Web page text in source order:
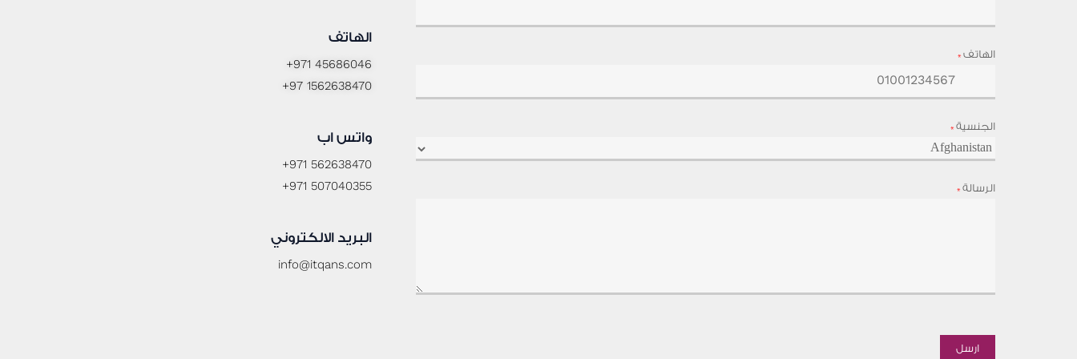
الهاتف*
الجنسية*
الرسالة*
ارسل
الهاتف
+971 45686046
+97 1562638470
واتس اب
+971 562638470
+971 507040355
البريد الالكتروني
info@itqans.com